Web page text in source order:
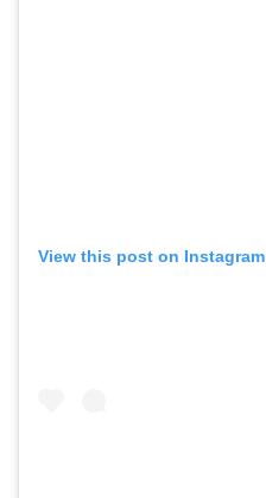
View this post on Instagram